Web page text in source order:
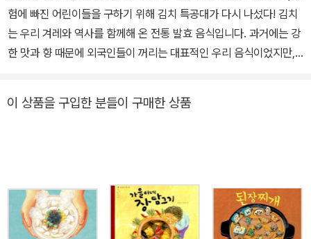
험에 빠진 어린이들을 구하기 위해 김치 특공대가 다시 나섰다! 김치
는 우리 겨레와 역사를 함께해 온 전통 발효 음식입니다. 과거에는 강
한 맛과 향 때문에 외국인들이 꺼리는 대표적인 우리 음식이었지만,
니다. 요구르트나 낫토 같은 발효 음식은 기껏해야 한두 가지 재료로
겨난다고 합니다. 김칫국물 한 방울에 들어 있는 유산균만도 1억 마리
에 이른다고 하지요. 그렇다 보니 지난 2002년 아시아를 강타한 중
증 급성 호흡기 증후군 ‘사스(SAS)’가 우리나라를 피해 간 유력한 이
이 상품을 구입한 분들이 구매한 상품